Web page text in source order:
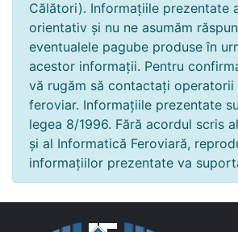
Călători). Informațiile prezentate
orientativ și nu ne asumăm
eventualele pagube produse în
acestor informații. Pentru
vă rugăm să contactați
feroviar. Informațiile prezentate
legea 8/1996. Fără acordul scris
și al Informatică Feroviară,
informațiilor prezentate va